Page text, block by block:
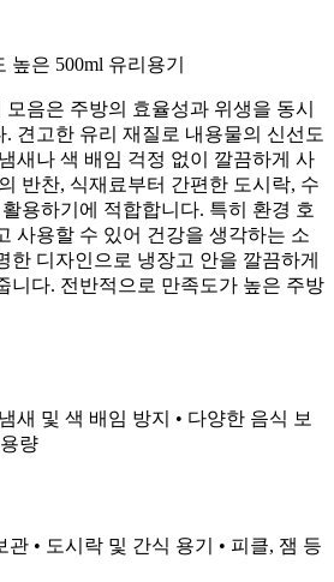
높은 500ml 유리용기
모음은 주방의 효율성과 위생을 동시
견고한 유리 재질로 내용물의 신선도
새나 색 배임 걱정 없이 깔끔하게 사
반찬, 식재료부터 간편한 도시락, 수
용하기에 적합합니다. 특히 환경 호
사용할 수 있어 건강을 생각하는 소
한 디자인으로 냉장고 안을 깔끔하게
니다. 전반적으로 만족도가 높은 주방
새 및 색 배임 방지 • 다양한 음식 보
량
관 • 도시락 및 간식 용기 • 피클, 잼 등